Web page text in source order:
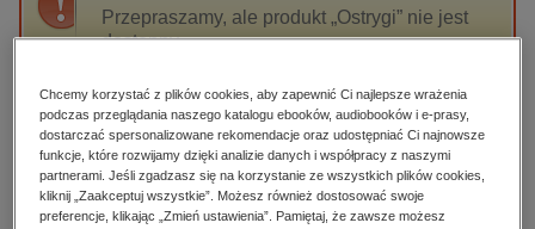
biznesowe, branżowe, gospodarka
dzienniki
edukacja
hobby, sport, rozrywka
komputery, internet, technologie, informatyka
Przepraszamy, ale produkt „Ostrygi” nie jest
dostępny.
High-contrast mode
Polecane
Chcemy korzystać z plików cookies, aby zapewnić Ci najlepsze wrażenia
podczas przeglądania naszego katalogu ebooków, audiobooków i e-prasy,
dostarczać spersonalizowane rekomendacje oraz udostępniać Ci najnowsze
funkcje, które rozwijamy dzięki analizie danych i współpracy z naszymi
partnerami. Jeśli zgadzasz się na korzystanie ze wszystkich plików cookies,
kliknij „Zaakceptuj wszystkie”. Możesz również dostosować swoje
preferencje, klikając „Zmień ustawienia”. Pamiętaj, że zawsze możesz